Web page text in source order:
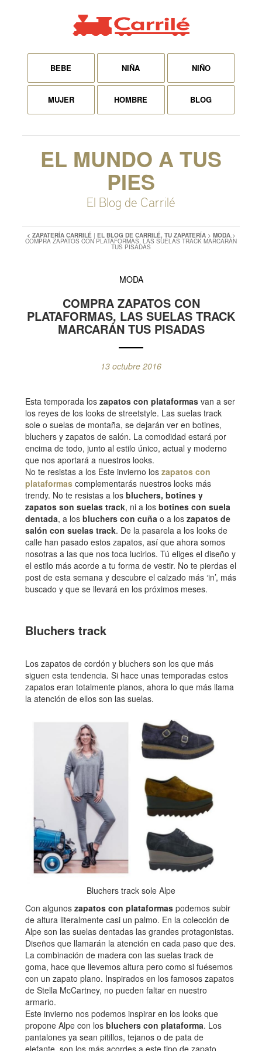
BEBE NIÑA NIÑO
MUJER HOMBRE BLOG
EL MUNDO A TUS
PIES
El Blog de Carrilé
< ZAPATERÍA CARRILÉ| EL BLOG DE CARRILÉ, TU ZAPATERÍA> MODA>
COMPRA ZAPATOS CON PLATAFORMAS, LAS SUELAS TRACK MARCARÁN
TUS PISADAS
MODA
COMPRA ZAPATOS CON
PLATAFORMAS, LAS SUELAS TRACK
MARCARÁN TUS PISADAS
13 octubre 2016
Esta temporada los zapatos con plataformas van a ser
los reyes de los looks de streetstyle. Las suelas track
sole o suelas de montaña, se dejarán ver en botines,
bluchers y zapatos de salón. La comodidad estará por
encima de todo, junto al estilo único, actual y moderno
que nos aportará a nuestros looks.
No te resistas a los Este invierno loszapatos con
plataformas complementarás nuestros looks más
trendy. No te resistas a losbluchers, botines y
zapatos son suelas track, ni a losbotines con suela
dentada, a losbluchers con cuña o a loszapatos de
salón con suelas track. De la pasarela a los looks de
calle han pasado estos zapatos, así que ahora somos
nosotras a las que nos toca lucirlos. Tú eliges el diseño y
el estilo más acorde a tu forma de vestir. No te pierdas el
post de esta semana y descubre el calzado más ‘in’, más
buscado y que se llevará en los próximos meses.
Bluchers track
Los zapatos de cordón y bluchers son los que más
siguen esta tendencia. Si hace unas temporadas estos
zapatos eran totalmente planos, ahora lo que más llama
la atención de ellos son las suelas.
Bluchers track sole Alpe
Con algunoszapatos con plataformas podemos subir
de altura literalmente casi un palmo. En la colección de
Alpe son las suelas dentadas las grandes protagonistas.
Diseños que llamarán la atención en cada paso que des.
La combinación de madera con las suelas track de
goma, hace que llevemos altura pero como si fuésemos
con un zapato plano. Inspirados en los famosos zapatos
de Stella McCartney, no pueden faltar en nuestro
armario.
Este invierno nos podemos inspirar en los looks que
propone Alpe con losbluchers con plataforma. Los
pantalones ya sean pitillos, tejanos o de pata de